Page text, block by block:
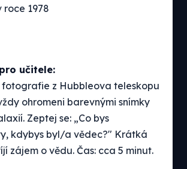
roce 1978
učitele:
fotografie z Hubbleova teleskopu
ohromeni barevnými snímky
Zeptej se: „Co bys
kdybys byl/a vědec?" Krátká
zájem o vědu. Čas: cca 5 minut.